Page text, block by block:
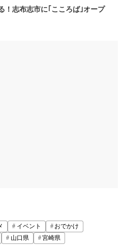
！志布志市に｢こころば｣オープ
イベント
おでかけ
山口県 宮崎県